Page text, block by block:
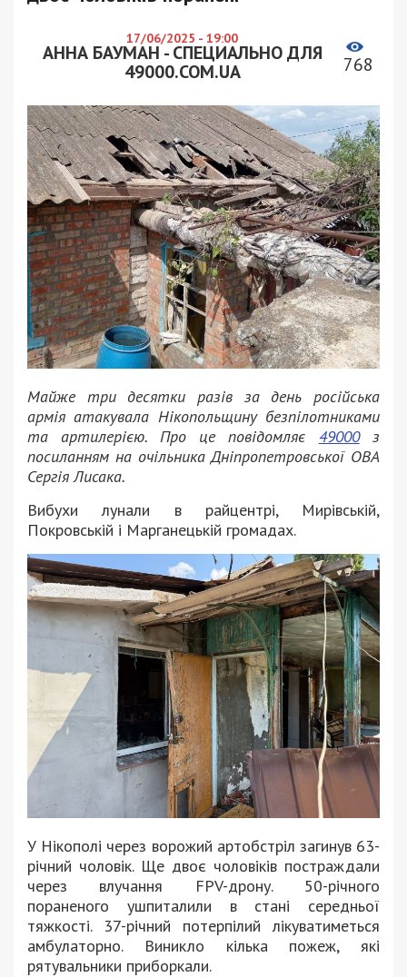
17/06/2025 - 19:00
АННА БАУМАН - СПЕЦИАЛЬНО ДЛЯ
49000.COM.UA
768
Майже три десятки разів за день російська
армія атакувала Нікопольщину безпілотниками
та артилерією. Про це повідомляє 49000з
посиланням на очільника Дніпропетровської ОВА
Сергія Лисака.
Вибухи лунали в райцентрі, Мирівській,
Покровській і Марганецькій громадах.
У Нікополі через ворожий артобстріл загинув 63-
річний чоловік. Ще двоє чоловіків постраждали
через влучання FPV-дрону. 50-річного
пораненого ушпиталили в стані середньої
тяжкості. 37-річний потерпілий лікуватиметься
амбулаторно. Виникло кілька пожеж, які
рятувальники приборкали.